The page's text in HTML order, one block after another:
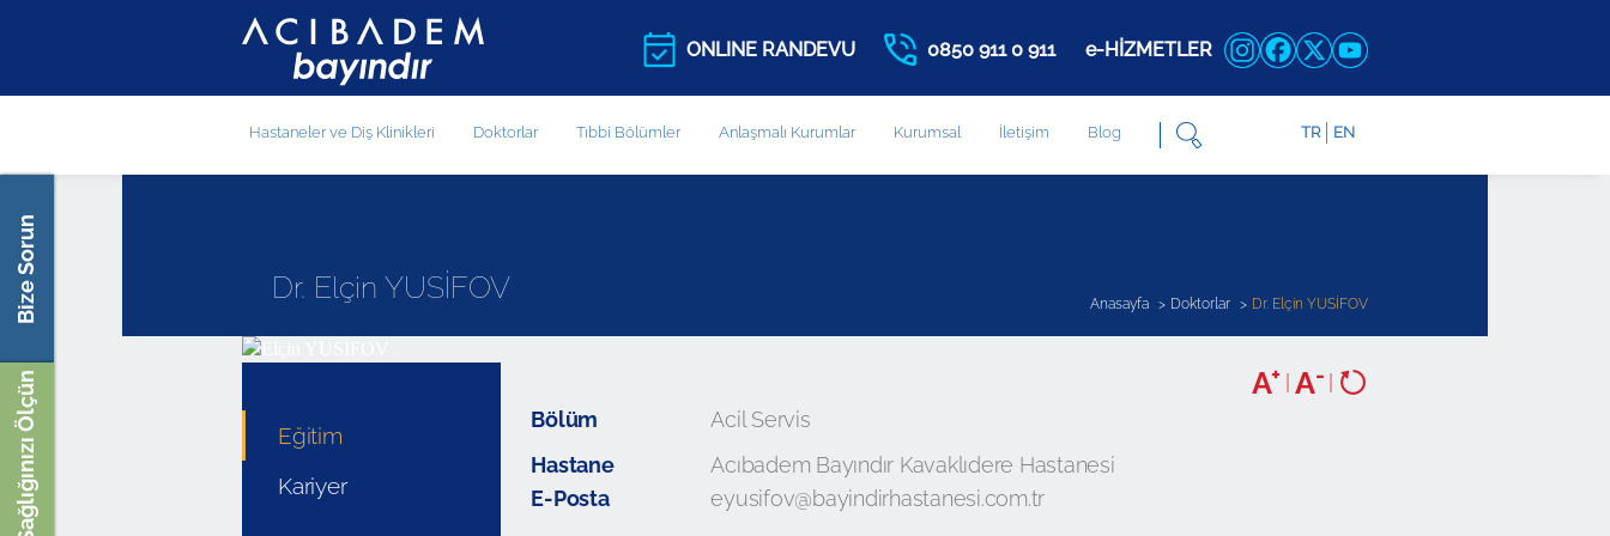
ONLINE RANDEVU 0850 911 0 911 e-HİZMETLER
Hastaneler ve Diş Klinikleri Doktorlar Tıbbi Bölümler Anlaşmalı Kurumlar Kurumsal İletişim Blog TR EN
Bize Sorun
Sağlığınızı Ölçün
Dr. Elçin YUSİFOV Anasayfa Doktorlar Dr. Elçin YUSİFOV
Eğitim
Kariyer
A+ A-
Bölüm
Acil Servis
Hastane
Acıbadem Bayındır Kavaklıdere Hastanesi
E-Posta
eyusifov@bayindirhastanesi.com.tr